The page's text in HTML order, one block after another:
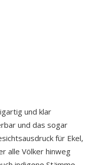
und klar
und das sogar
für Ekel,
alle Völker hinweg